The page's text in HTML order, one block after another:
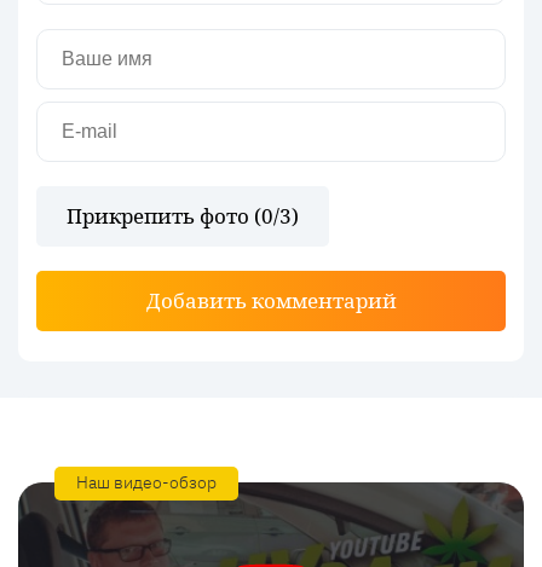
Прикрепить фото (0/3)
Добавить комментарий
Наш видео-обзор